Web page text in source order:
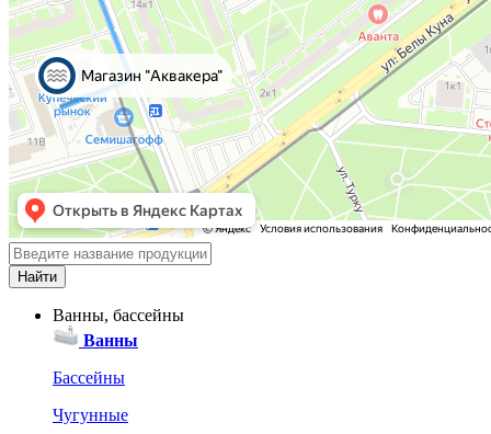
Ванны, бассейны
Ванны
Бассейны
Чугунные